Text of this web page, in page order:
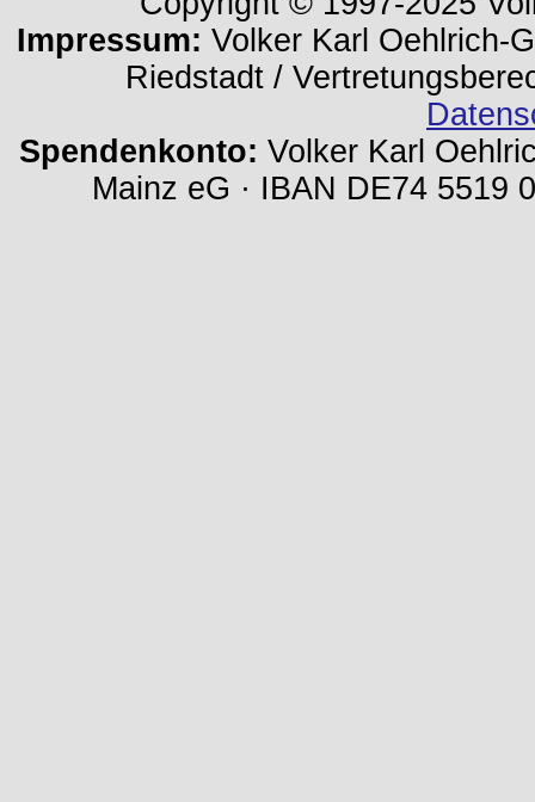
Impressum: Volker Karl Oehlrich-
Riedstadt /
Spendenkonto: Volker Karl
Mainz eG · IBAN DE74 5519